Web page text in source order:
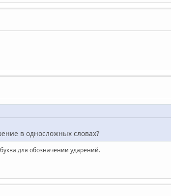
в односложных словах?
для обозначении ударений.